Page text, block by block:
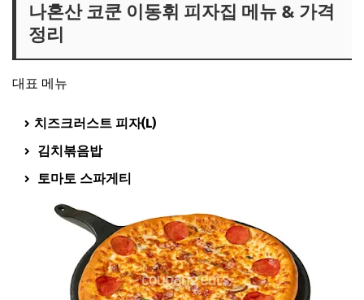
나혼산 코쿤 이동휘 피자집 메뉴 & 가격
정리
대표 메뉴
치즈크러스트 피자(L)
김치볶음밥
토마토 스파게티